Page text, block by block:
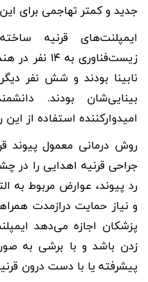
جدید و کمتر تهاجمی برای
ایمپلنت‌های قرنیه
زیست‌فناوری به۱۴ نفر در
نابینا بودند و شش نفر
بینایی‌شان بودند.
امیدوارکننده‌ استفاده از
روش درمانی معمول پیوند
جراحی قرنیه اهدایی را در
رد پیوند، عوارض مربوط به
و نیاز حمایت درازمدت
پزشکان اجازه می‌دهد
زدن باشد و با برشی به
پیشرفته یا با دست درون